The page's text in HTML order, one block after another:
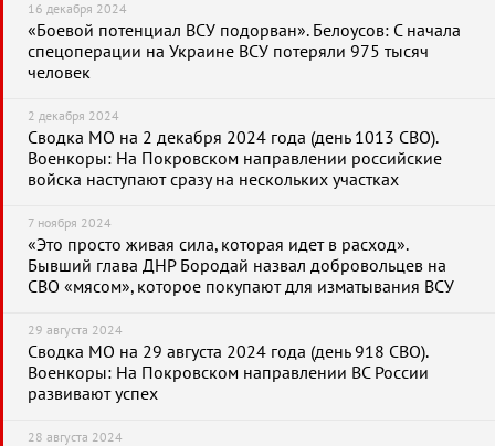
16 декабря 2024
«Боевой потенциал ВСУ подорван». Белоусов: С начала
спецоперации на Украине ВСУ потеряли 975 тысяч
человек
2 декабря 2024
Сводка МО на 2 декабря 2024 года (день 1013 СВО).
Военкоры: На Покровском направлении российские
войска наступают сразу на нескольких участках
7 ноября 2024
«Это просто живая сила, которая идет в расход».
Бывший глава ДНР Бородай назвал добровольцев на
СВО «мясом», которое покупают для изматывания ВСУ
29 августа 2024
Сводка МО на 29 августа 2024 года (день 918 СВО).
Военкоры: На Покровском направлении ВС России
развивают успех
28 августа 2024